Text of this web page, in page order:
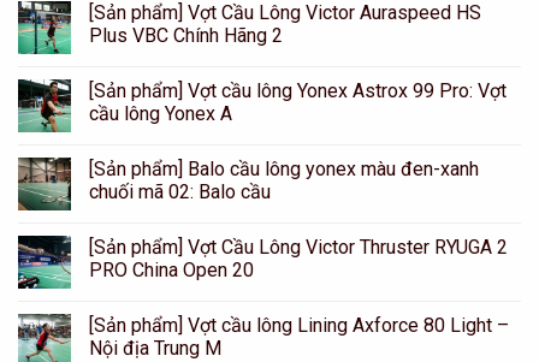
[Sản phẩm] Vợt Cầu Lông Victor Auraspeed HS
Plus VBC Chính Hãng 2
[Sản phẩm] Vợt cầu lông Yonex Astrox 99 Pro: Vợt
cầu lông Yonex A
[Sản phẩm] Balo cầu lông yonex màu đen-xanh
chuối mã 02: Balo cầu
[Sản phẩm] Vợt Cầu Lông Victor Thruster RYUGA 2
PRO China Open 20
[Sản phẩm] Vợt cầu lông Lining Axforce 80 Light –
Nội địa Trung M